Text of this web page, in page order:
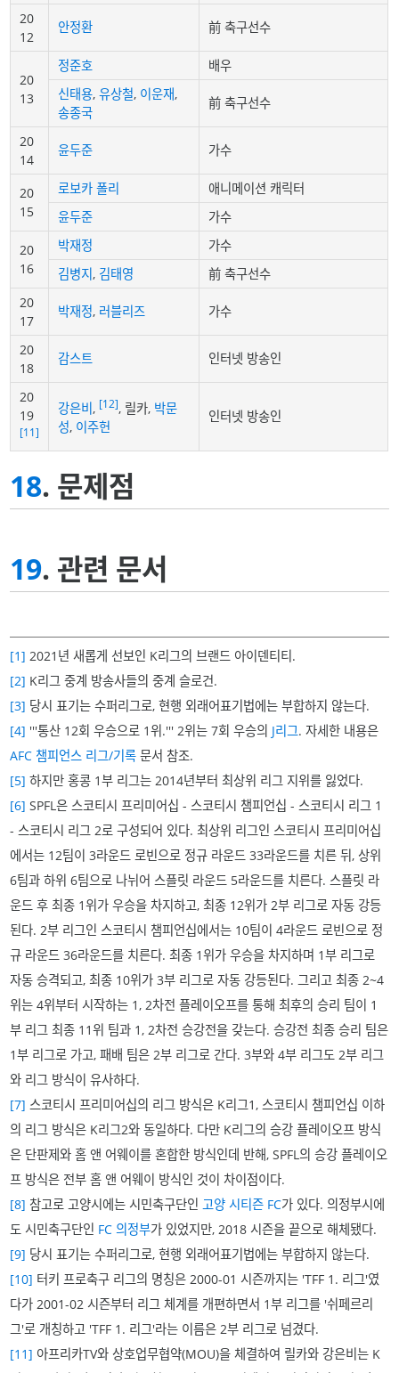
20
12
안정환 前 축구선수
20
13
정준호
배우
신태용,유상철, 이운재,
송종국
前 축구선수
20
14
윤두준 가수
20
15
로보카 폴리
애니메이션 캐릭터
윤두준
가수
20
16
박재정
가수
김병지, 김태영
前 축구선수
20
17
박재정, 러블리즈 가수
20
18
감스트 인터넷 방송인
20
19
[11]
강은비, [12], 릴카, 박문
성, 이주헌
인터넷 방송인
18. 문제점
19. 관련 문서
[1] 2021년 새롭게 선보인 K리그의 브랜드 아이덴티티.
[2] K리그 중계 방송사들의 중계 슬로건.
[3] 당시 표기는 수퍼리그로, 현행 외래어표기법에는 부합하지 않는다.
[4] '''통산 12회 우승으로 1위.''' 2위는 7회 우승의 J리그. 자세한 내용은
AFC 챔피언스 리그/기록 문서 참조.
[5] 하지만 홍콩 1부 리그는 2014년부터 최상위 리그 지위를 잃었다.
[6] SPFL은 스코티시 프리미어십 - 스코티시 챔피언십 - 스코티시 리그 1
- 스코티시 리그 2로 구성되어 있다. 최상위 리그인 스코티시 프리미어십
에서는 12팀이 3라운드 로빈으로 정규 라운드 33라운드를 치른 뒤, 상위
6팀과 하위 6팀으로 나뉘어 스플릿 라운드 5라운드를 치른다. 스플릿 라
운드 후 최종 1위가 우승을 차지하고, 최종 12위가 2부 리그로 자동 강등
된다. 2부 리그인 스코티시 챔피언십에서는 10팀이 4라운드 로빈으로 정
규 라운드 36라운드를 치른다. 최종 1위가 우승을 차지하며 1부 리그로
자동 승격되고, 최종 10위가 3부 리그로 자동 강등된다. 그리고 최종 2~4
위는 4위부터 시작하는 1, 2차전 플레이오프를 통해 최후의 승리 팀이 1
부 리그 최종 11위 팀과 1, 2차전 승강전을 갖는다. 승강전 최종 승리 팀은
1부 리그로 가고, 패배 팀은 2부 리그로 간다. 3부와 4부 리그도 2부 리그
와 리그 방식이 유사하다.
[7] 스코티시 프리미어십의 리그 방식은 K리그1, 스코티시 챔피언십 이하
의 리그 방식은 K리그2와 동일하다. 다만 K리그의 승강 플레이오프 방식
은 단판제와 홈 앤 어웨이를 혼합한 방식인데 반해, SPFL의 승강 플레이오
프 방식은 전부 홈 앤 어웨이 방식인 것이 차이점이다.
[8] 참고로 고양시에는 시민축구단인고양 시티즌 FC가 있다. 의정부시에
도 시민축구단인 FC 의정부가 있었지만, 2018 시즌을 끝으로 해체됐다.
[9] 당시 표기는 수퍼리그로, 현행 외래어표기법에는 부합하지 않는다.
[10] 터키 프로축구 리그의 명칭은 2000-01 시즌까지는 'TFF 1. 리그'였
다가 2001-02 시즌부터 리그 체계를 개편하면서 1부 리그를 '쉬페르리
그'로 개칭하고 'TFF 1. 리그'라는 이름은 2부 리그로 넘겼다.
[11] 아프리카TV와 상호업무협약(MOU)을 체결하여 릴카와 강은비는 K